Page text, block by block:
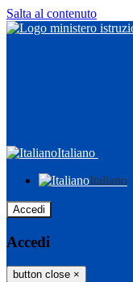
Salta al contenuto
Italiano
Italiano
Accedi
Accedi
button close ×